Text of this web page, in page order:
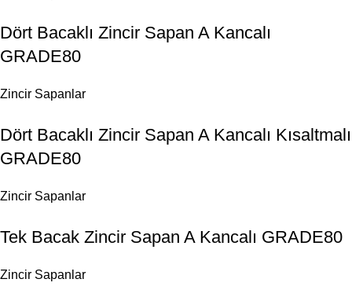
Dört Bacaklı Zincir Sapan A Kancalı
GRADE80
Zincir Sapanlar
Dört Bacaklı Zincir Sapan A Kancalı Kısaltmalı
GRADE80
Zincir Sapanlar
Tek Bacak Zincir Sapan A Kancalı GRADE80
Zincir Sapanlar